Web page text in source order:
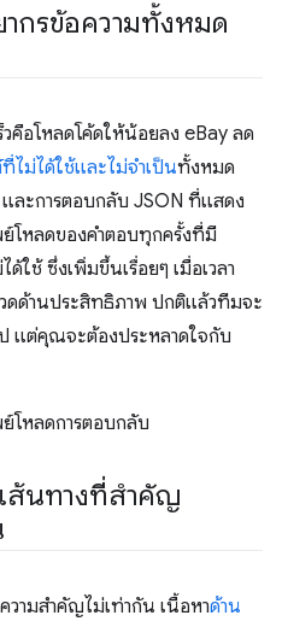
กรข้อความทั้งหมด
วคือโหลดโค้ดให้น้อยลง eBay ลด
ไม่ได้ใช้และไม่จําเป็นทั้งหมด
ละการตอบกลับ JSON ที่แสดง
โหลดของคำตอบทุกครั้งที่มี
ใช้ ซึ่งเพิ่มขึ้นเรื่อยๆ เมื่อเวลา
ด้านประสิทธิภาพ ปกติแล้วทีมจะ
แต่คุณจะต้องประหลาดใจกับ
โหลดการตอบกลับ
ส้นทางที่สำคัญ
ามสําคัญไม่เท่ากัน เนื้อหาด้าน